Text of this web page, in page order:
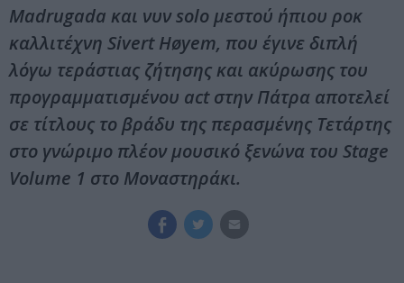
Madrugada και νυν solo μεστού ήπιου ροκ
καλλιτέχνη Sivert Høyem, που έγινε διπλή
λόγω τεράστιας ζήτησης και ακύρωσης του
προγραμματισμένου act στην Πάτρα αποτελεί
σε τίτλους το βράδυ της περασμένης Τετάρτης
στο γνώριμο πλέον μουσικό ξενώνα του Stage
Volume 1 στο Μοναστηράκι.